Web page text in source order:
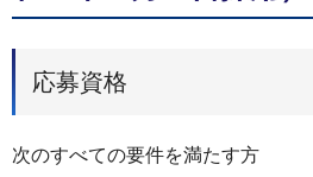
応募資格
次のすべての要件を満たす方